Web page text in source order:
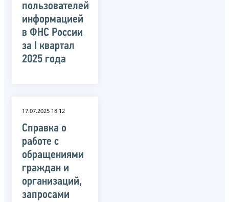
пользователей
информацией
в ФНС России
за I квартал
2025 года
17.07.2025 18:12
Справка о
работе с
обращениями
граждан и
организаций,
запросами